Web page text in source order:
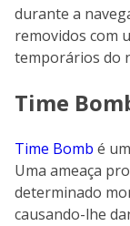
durante a
removidos com
temporários do
Time
Time Bomb é
Uma ameaça
determinado
causando-lhe